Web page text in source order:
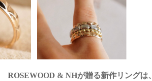
ROSEWOOD & NHが贈る新作リングは、